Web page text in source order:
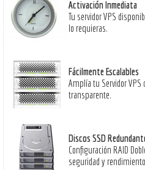
Activación Inmediata
Tu servidor VPS
lo requieras.
Fácilmente Escalables
Amplía tu Servidor
transparente.
Discos SSD
Configuración RAID
seguridad y